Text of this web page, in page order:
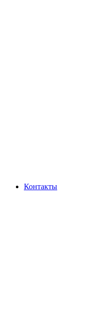
Контакты